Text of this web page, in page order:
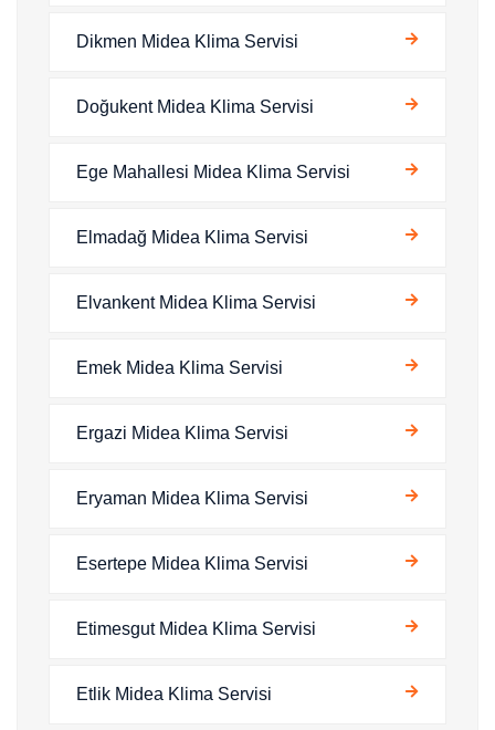
Dikmen Midea Klima Servisi
Doğukent Midea Klima Servisi
Ege Mahallesi Midea Klima Servisi
Elmadağ Midea Klima Servisi
Elvankent Midea Klima Servisi
Emek Midea Klima Servisi
Ergazi Midea Klima Servisi
Eryaman Midea Klima Servisi
Esertepe Midea Klima Servisi
Etimesgut Midea Klima Servisi
Etlik Midea Klima Servisi